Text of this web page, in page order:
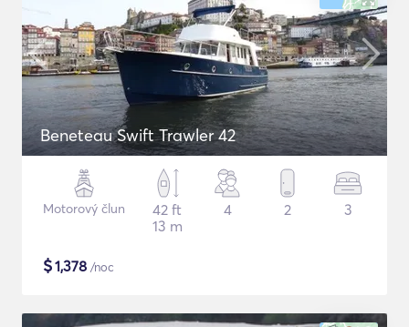
Beneteau Swift Trawler 42
Motorový člun
42 ft
13 m
4 2 3
$1,378 /noc